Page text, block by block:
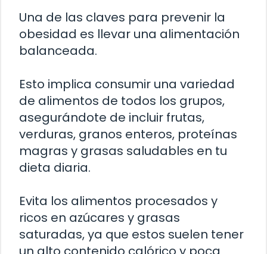
Una de las claves para prevenir la
obesidad es llevar una alimentación
balanceada.
Esto implica consumir una variedad
de alimentos de todos los grupos,
asegurándote de incluir frutas,
verduras, granos enteros, proteínas
magras y grasas saludables en tu
dieta diaria.
Evita los alimentos procesados y
ricos en azúcares y grasas
saturadas, ya que estos suelen tener